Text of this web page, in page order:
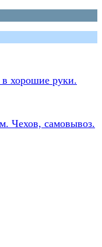
хорошие руки.
Чехов, самовывоз.